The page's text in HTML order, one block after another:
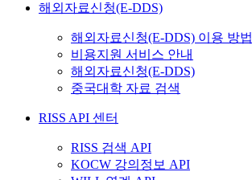
해외자료신청(E-DDS)
해외자료신청(E-DDS) 이용 방법
비용지원 서비스 안내
해외자료신청(E-DDS)
중국대학 자료 검색
RISS API 센터
RISS 검색 API
KOCW 강의정보 API